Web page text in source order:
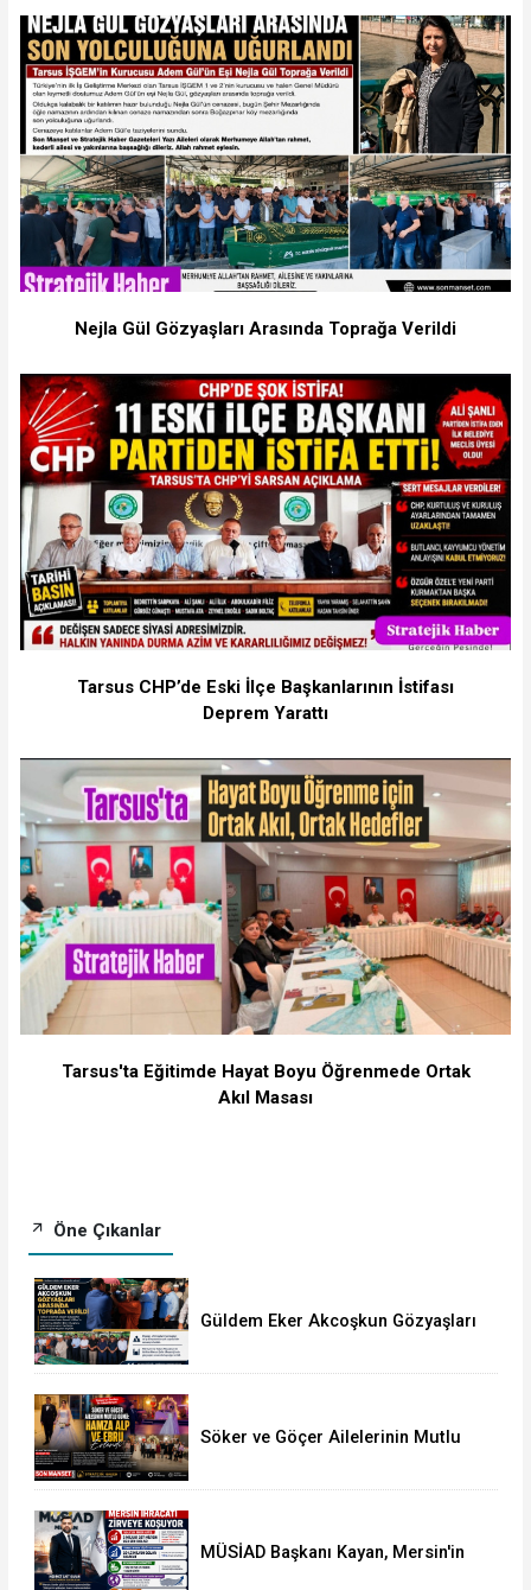
Nejla Gül Gözyaşları Arasında Toprağa Verildi
Tarsus CHP’de Eski İlçe Başkanlarının İstifası
Deprem Yarattı
Tarsus'ta Eğitimde Hayat Boyu Öğrenmede Ortak
Akıl Masası
Öne Çıkanlar
Güldem Eker Akcoşkun Gözyaşları
Söker ve Göçer Ailelerinin Mutlu
MÜSİAD Başkanı Kayan, Mersin'in